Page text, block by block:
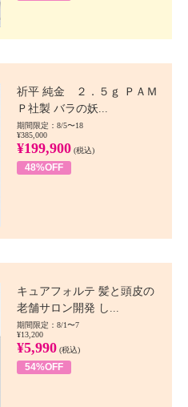
祈平 純金 ２．５ｇ ＰＡＭ
Ｐ社製 バラの妖...
期間限定：8/5〜18
¥385,000
¥199,900 (税込)
48%OFF
キュアフォルテ 髪と頭皮の
老舗サロン開発 し...
期間限定：8/1〜7
¥13,200
¥5,990 (税込)
54%OFF